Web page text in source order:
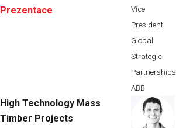
Prezentace
Vice
President
Global
Strategic
Partnerships,
ABB
High Technology Mass
Timber Projects